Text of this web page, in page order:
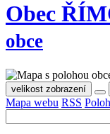
Obec
obce
velikost zobrazení
Mapa webu RSS